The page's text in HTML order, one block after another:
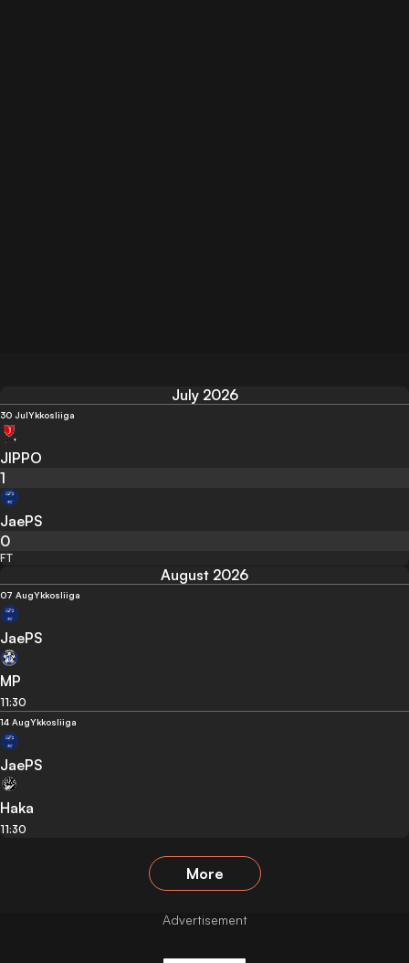
July 2026
30 JulYkkosliiga
JIPPO
1
JaePS
0
FT
August 2026
07 AugYkkosliiga
JaePS
MP
11:30
14 AugYkkosliiga
JaePS
Haka
11:30
More